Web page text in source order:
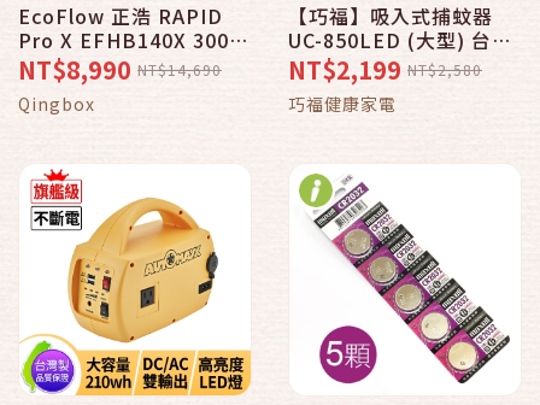
EcoFlow 正浩 RAPID
Pro X EFHB140X 300W
行動電源27650mAh
99.54Wh
NT$8,990 NT$14,690
Qingbox
【巧福】吸入式捕蚊器
UC-850LED (大型) 台灣
製捕蚊燈
NT$2,199 NT$2,580
巧福健康家電